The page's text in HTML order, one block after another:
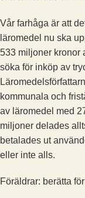
Vår farhåga är att
läromedel nu ska
533 miljoner kronor
söka för inköp av
kommunala och
av läromedel med
miljoner delades
betalades ut
eller inte alls.
Föräldrar: berätta